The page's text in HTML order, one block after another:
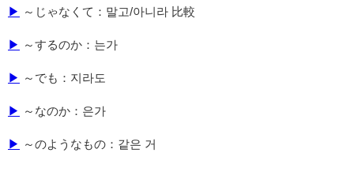
▶ ～じゃなくて：말고/아니라 比較
▶ ～するのか：는가
▶ ～でも：지라도
▶ ～なのか：은가
▶ ～のようなもの：같은 거